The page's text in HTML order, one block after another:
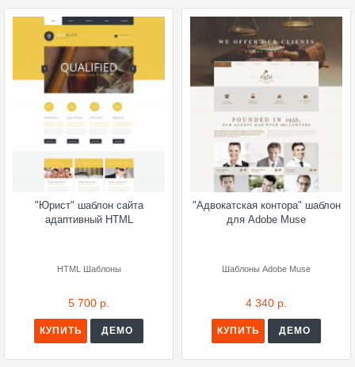
"Юрист" шаблон сайта
адаптивный HTML
HTML Шаблоны
5 700 р.
КУПИТЬ ДЕМО
"Адвокатская контора" шаблон
для Adobe Muse
Шаблоны Adobe Muse
4 340 р.
КУПИТЬ ДЕМО